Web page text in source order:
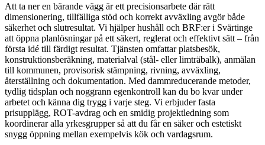
Att ta ner en bärande vägg är ett precisionsarbete där rätt
dimensionering, tillfälliga stöd och korrekt avväxling avgör både
säkerhet och slutresultat. Vi hjälper hushåll och BRF:er i Svärtinge
att öppna planlösningar på ett säkert, reglerat och effektivt sätt – från
första idé till färdigt resultat. Tjänsten omfattar platsbesök,
konstruktionsberäkning, materialval (stål- eller limträbalk), anmälan
till kommunen, provisorisk stämpning, rivning, avväxling,
återställning och dokumentation. Med dammreducerande metoder,
tydlig tidsplan och noggrann egenkontroll kan du bo kvar under
arbetet och känna dig trygg i varje steg. Vi erbjuder fasta
prisupplägg, ROT-avdrag och en smidig projektledning som
koordinerar alla yrkesgrupper så att du får en säker och estetiskt
snygg öppning mellan exempelvis kök och vardagsrum.